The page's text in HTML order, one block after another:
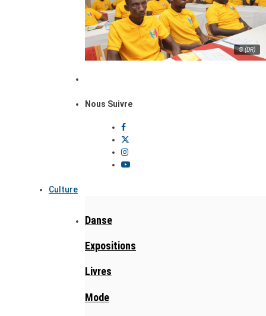
© (DR)
Nous Suivre
Culture
Danse
Expositions
Livres
Mode